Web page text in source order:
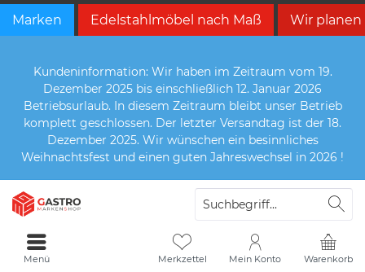
Marken Edelstahlmöbel nach Maß Wir planen
Kundeninformation: Wir haben im Zeitraum vom 19.
Dezember 2025 bis einschließlich 12. Januar 2026
Betriebsurlaub. In diesem Zeitraum bleibt unser Betrieb
komplett geschlossen. Der letzter Versandtag ist der 18.
Dezember 2025. Wir wünschen ein besinnliches
Weihnachtsfest und einen guten Jahreswechsel in 2026 !
Warenkorb
Merkzettel Mein Konto
Menü